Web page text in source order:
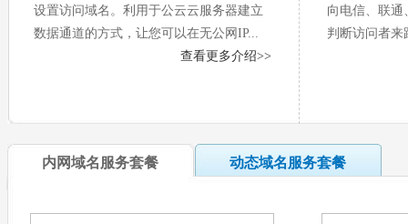
网站公告：·公云整治恶意和非法域名
·免费用户域名更换通知
网站公告：·公云账户能在线充值续费啦！
设置访问域名。利用于公云云服务器建立
数据通道的方式，让您可以在无公网IP...
查看更多介绍>>
向电信、联通
判断访问者来
内网域名服务套餐 动态域名服务套餐